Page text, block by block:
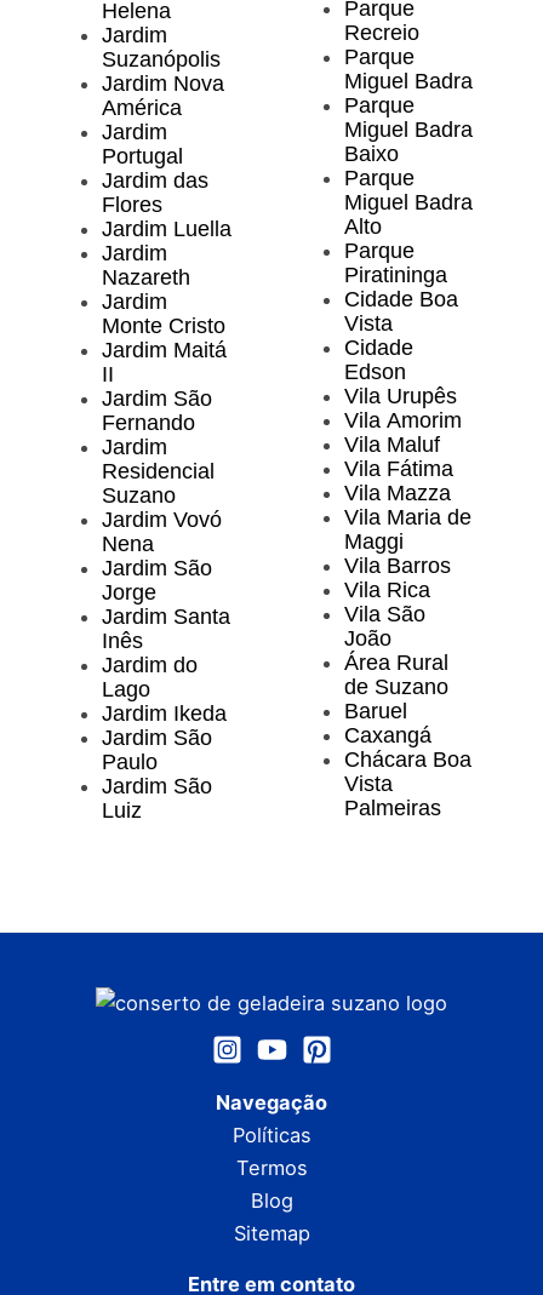
Helena
Jardim
Suzanópolis
Jardim Nova
América
Jardim
Portugal
Jardim das
Flores
Jardim Luella
Jardim
Nazareth
Jardim
Monte Cristo
Jardim Maitá
II
Jardim São
Fernando
Jardim
Residencial
Suzano
Jardim Vovó
Nena
Jardim São
Jorge
Jardim Santa
Inês
Jardim do
Lago
Jardim Ikeda
Jardim São
Paulo
Jardim São
Luiz
Parque
Recreio
Parque
Miguel Badra
Parque
Miguel Badra
Baixo
Parque
Miguel Badra
Alto
Parque
Piratininga
Cidade Boa
Vista
Cidade
Edson
Vila Urupês
Vila Amorim
Vila Maluf
Vila Fátima
Vila Mazza
Vila Maria de
Maggi
Vila Barros
Vila Rica
Vila São
João
Área Rural
de Suzano
Baruel
Caxangá
Chácara Boa
Vista
Palmeiras
Navegação
Políticas
Termos
Blog
Sitemap
Entre em contato